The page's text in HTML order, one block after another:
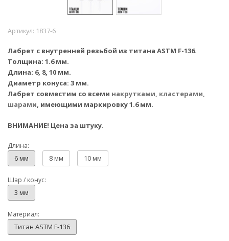
Артикул: 1837-6
Лабрет с внутренней резьбой из титана ASTM F-136.
Толщина: 1.6 мм.
Длина: 6, 8, 10 мм.
Диаметр конуса: 3 мм.
Лабрет совместим со всеми накрутками, кластерами,
шарами, имеющими маркировку 1.6 мм.
ВНИМАНИЕ! Цена за штуку.
Длина:
6 мм 8 мм 10 мм
Шар / конус:
3 мм
Материал:
Титан ASTM F-136